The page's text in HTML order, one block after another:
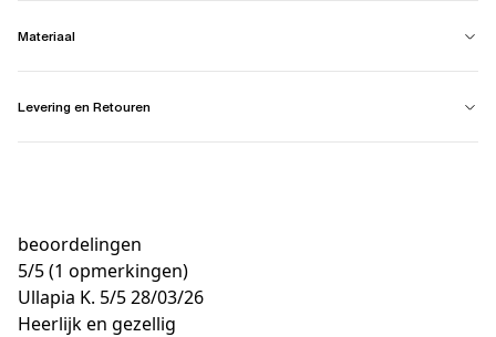
Materiaal
Levering en Retouren
beoordelingen
5/5(1 opmerkingen)
Ullapia K. 5/528/03/26
Heerlijk en gezellig